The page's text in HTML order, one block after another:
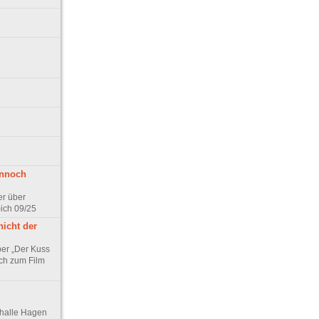
über
09/25
der
„Der Kuss
zum Film
Hagen